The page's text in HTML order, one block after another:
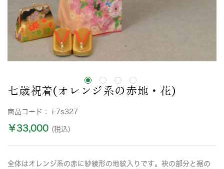
七歳祝着(オレンジ系の赤地・花)
商品コード： i-7s327
￥33,000 (税込)
全体はオレンジ系の赤に紗綾形の地紋入りです。袂の部分と裾の